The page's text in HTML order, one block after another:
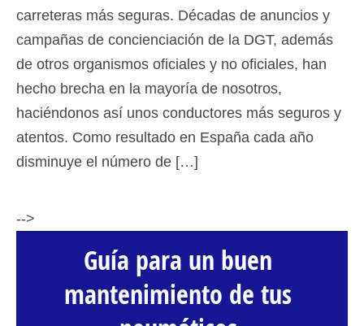
carreteras más seguras. Décadas de anuncios y
campañas de concienciación de la DGT, además
de otros organismos oficiales y no oficiales, han
hecho brecha en la mayoría de nosotros,
haciéndonos así unos conductores más seguros y
atentos. Como resultado en España cada año
disminuye el número de […]
-->
Guía para un buen
mantenimiento de tus